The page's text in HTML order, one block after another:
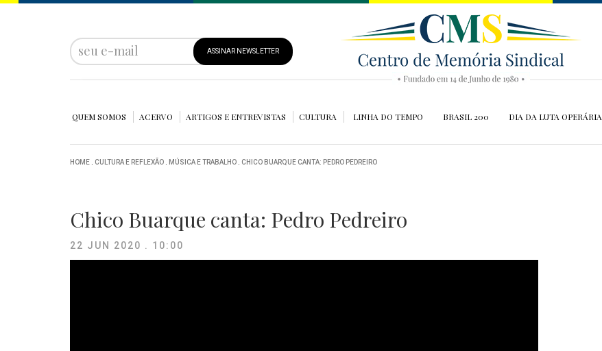
ASSINAR NEWSLETTER
QUEM SOMOS ACERVO ARTIGOS E ENTREVISTAS CULTURA LINHA DO TEMPO BRASIL 200 DIA DA LUTA OPERÁRIA
HOME CULTURA E REFLEXÃO MÚSICA E TRABALHO CHICO BUARQUE CANTA: PEDRO PEDREIRO
Chico Buarque canta: Pedro Pedreiro
22 JUN 2020 . 10:00